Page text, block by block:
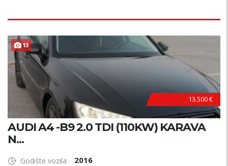
13
13.500 €
AUDI A4 -B9 2.0 TDI (110KW) KARAVA
N...
Godište vozila 2016